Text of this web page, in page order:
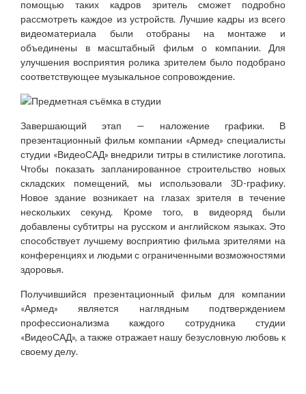
помощью таких кадров зритель сможет подробно
рассмотреть каждое из устройств. Лучшие кадры из всего
видеоматериала были отобраны на монтаже и
объединены в масштабный фильм о компании. Для
улучшения восприятия ролика зрителем было подобрано
соответствующее музыкальное сопровождение.
Завершающий этап — наложение графики. В
презентационный фильм компании «Армед» специалисты
студии «ВидеоСАД» внедрили титры в стилистике логотипа.
Чтобы показать запланированное строительство новых
складских помещений, мы использовали 3D-графику.
Новое здание возникает на глазах зрителя в течение
нескольких секунд. Кроме того, в видеоряд были
добавлены субтитры на русском и английском языках. Это
способствует лучшему восприятию фильма зрителями на
конференциях и людьми с ограниченными возможностями
здоровья.
Получившийся презентационный фильм для компании
«Армед» является наглядным подтверждением
профессионализма каждого сотрудника студии
«ВидеоСАД», а также отражает нашу безусловную любовь к
своему делу.